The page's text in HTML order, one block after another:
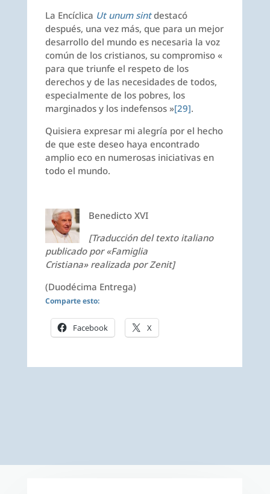
La Encíclica Ut unum sintdestacó
después, una vez más, que para un mejor
desarrollo del mundo es necesaria la voz
común de los cristianos, su compromiso «
para que triunfe el respeto de los
derechos y de las necesidades de todos,
especialmente de los pobres, los
marginados y los indefensos »[29].
Quisiera expresar mi alegría por el hecho
de que este deseo haya encontrado
amplio eco en numerosas iniciativas en
todo el mundo.
Benedicto XVI
[Traducción del texto italiano
publicado por «Famiglia
Cristiana» realizada por Zenit]
(Duodécima Entrega)
Comparte esto:
Facebook X